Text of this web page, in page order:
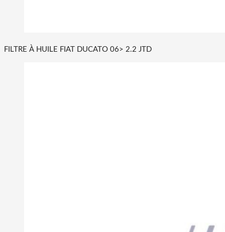
FILTRE À HUILE FIAT DUCATO 06> 2.2 JTD